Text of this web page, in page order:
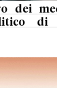
dei
di